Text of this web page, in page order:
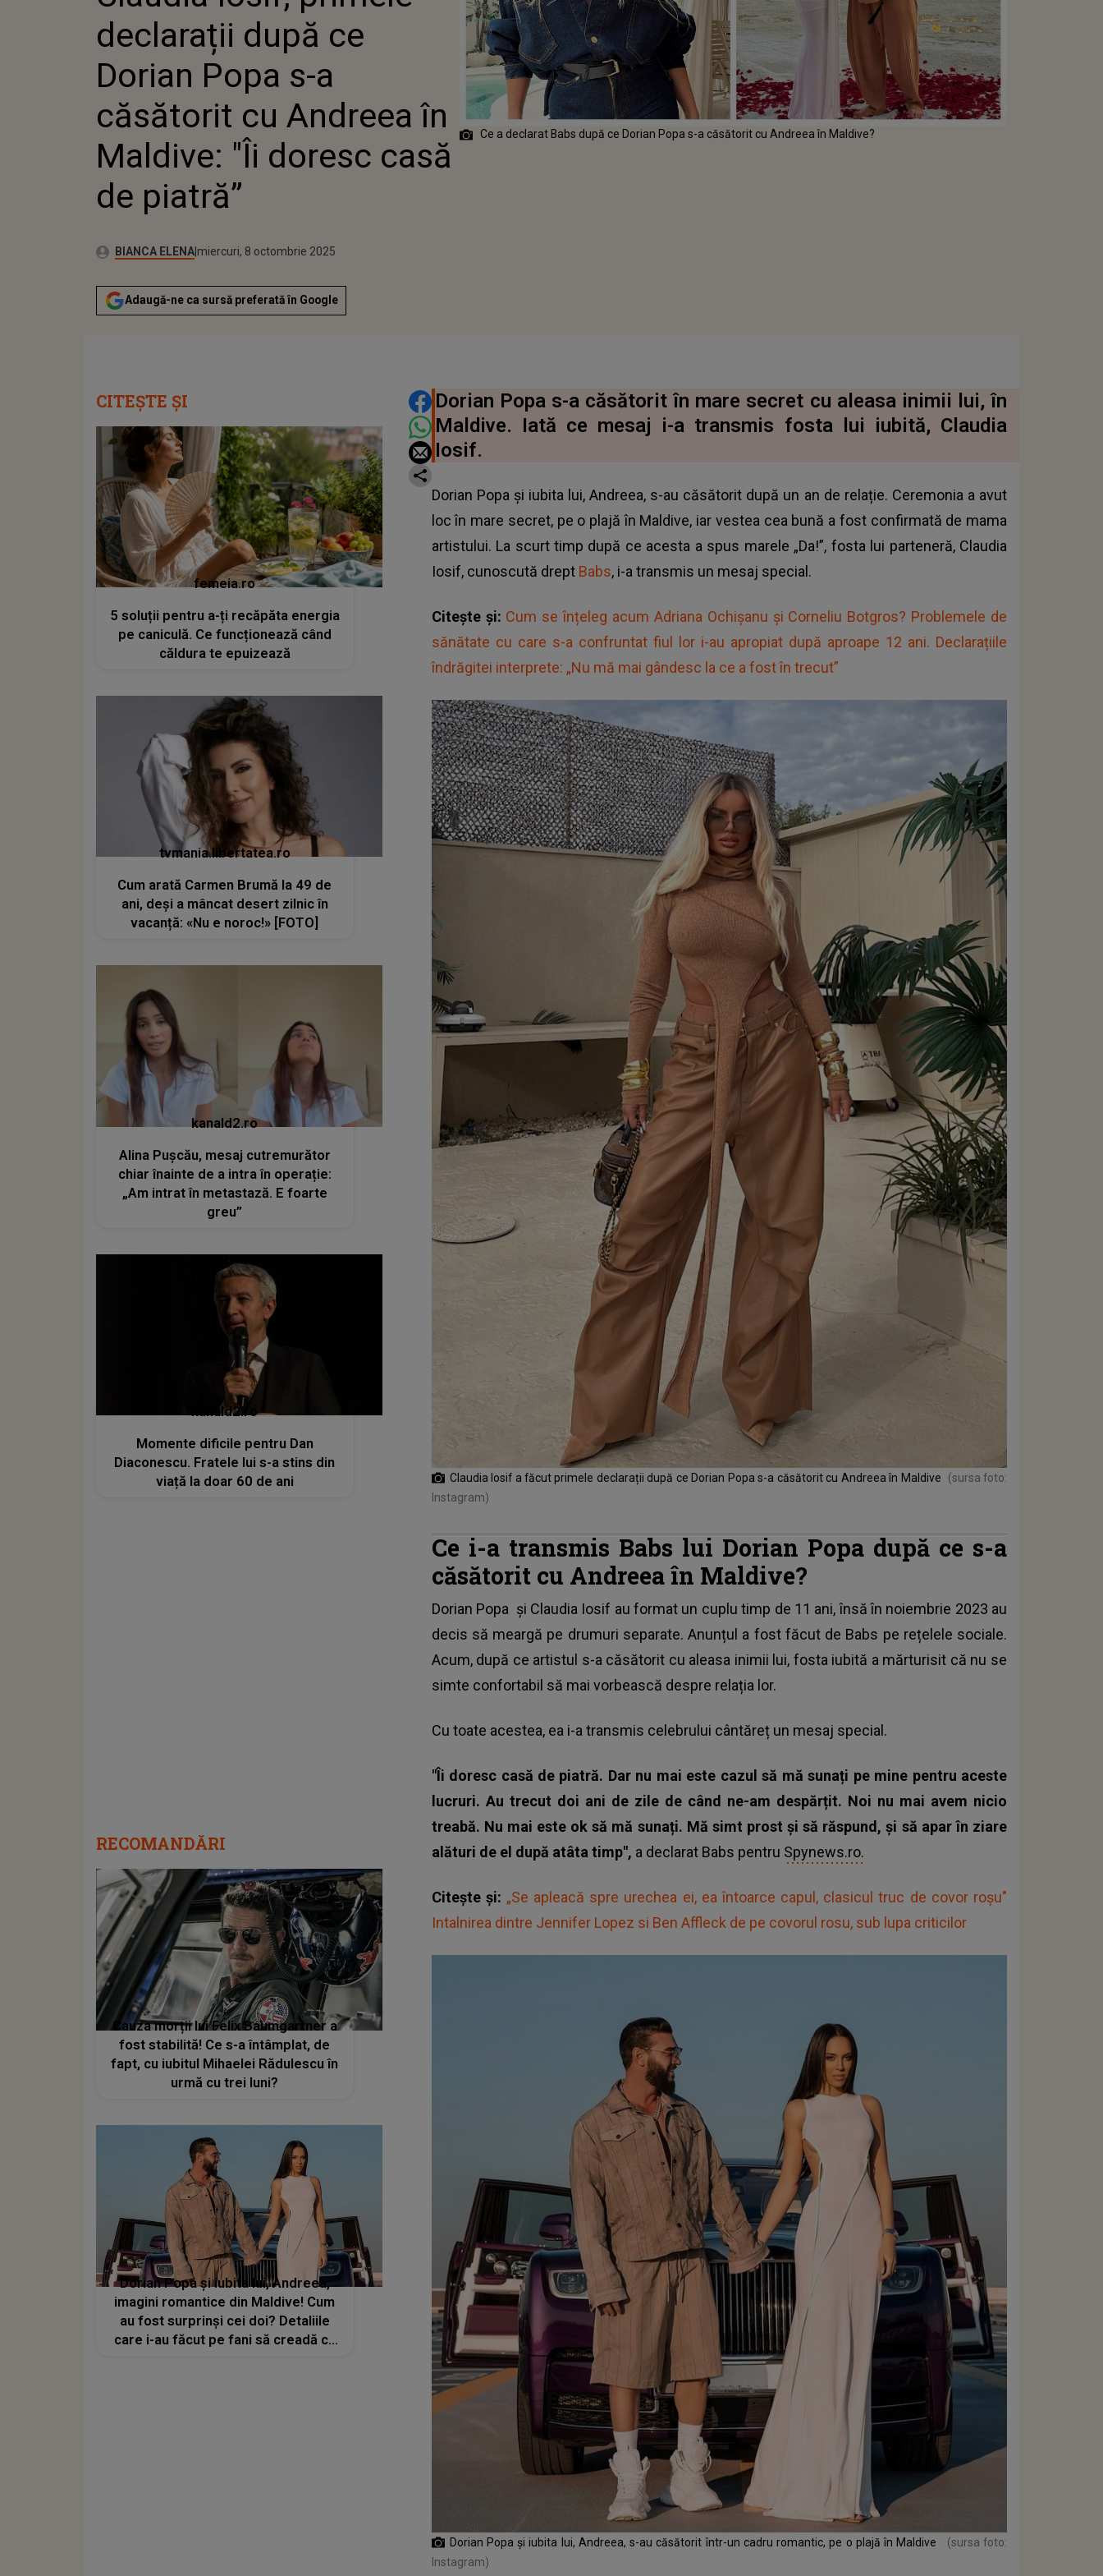
S-A CĂSĂTORIT CU
ANDREEA ÎN MALDIVE:
"ÎI DORESC CASĂ DE
declarații după ce
Dorian Popa s-a
căsătorit cu Andreea în
Maldive: "Îi doresc casă
de piatră”
Autor:BIANCA ELENAPublicat:
miercuri, 8 octombrie 2025
Actualizat:
miercuri, 8 octombrie 2025
Adaugă-ne ca sursă preferată în Google
Ce a declarat Babs după ce Dorian Popa s-a căsătorit cu Andreea în Maldive?
DISTRIBUIE ARTICOLUL
Dorian Popa s-a căsătorit în mare secret cu aleasa inimii lui, în
Maldive. Iată ce mesaj i-a transmis fosta lui iubită, Claudia
Iosif.
Dorian Popa și iubita lui, Andreea, s-au căsătorit după un an de relație. Ceremonia a avut
loc în mare secret, pe o plajă în Maldive, iar vestea cea bună a fost confirmată de mama
artistului. La scurt timp după ce acesta a spus marele „Da!”, fosta lui parteneră, Claudia
Iosif, cunoscută drept Babs, i-a transmis un mesaj special.
Citește și: Cum se înțeleg acum Adriana Ochișanu și Corneliu Botgros? Problemele de
sănătate cu care s-a confruntat fiul lor i-au apropiat după aproape 12 ani. Declarațiile
îndrăgitei interprete: „Nu mă mai gândesc la ce a fost în trecut”
Claudia Iosif a făcut primele declarații după ce Dorian Popa s-a căsătorit cu Andreea în Maldive
(sursa foto:
Instagram)
Ce i-a transmis Babs lui Dorian Popa după ce s-a
căsătorit cu Andreea în Maldive?
Dorian Popa și Claudia Iosif au format un cuplu timp de 11 ani, însă în noiembrie 2023 au
decis să meargă pe drumuri separate. Anunțul a fost făcut de Babs pe rețelele sociale.
Acum, după ce artistul s-a căsătorit cu aleasa inimii lui, fosta iubită a mărturisit că nu se
simte confortabil să mai vorbească despre relația lor.
Cu toate acestea, ea i-a transmis celebrului cântăreț un mesaj special.
"Îi doresc casă de piatră. Dar nu mai este cazul să mă sunați pe mine pentru aceste
lucruri. Au trecut doi ani de zile de când ne-am despărțit. Noi nu mai avem nicio
treabă. Nu mai este ok să mă sunați. Mă simt prost și să răspund, și să apar în ziare
alături de el după atâta timp", a declarat Babs pentru Spynews.ro.
Citește și: „Se apleacă spre urechea ei, ea întoarce capul, clasicul truc de covor roșu"
Intalnirea dintre Jennifer Lopez si Ben Affleck de pe covorul rosu, sub lupa criticilor
Dorian Popa și iubita lui, Andreea, s-au căsătorit într-un cadru romantic, pe o plajă în Maldive
(sursa foto:
Instagram)
CITEȘTE ȘI
femeia.ro
5 soluții pentru a-ți recăpăta energia
pe caniculă. Ce funcționează când
căldura te epuizează
tvmania.libertatea.ro
Cum arată Carmen Brumă la 49 de
ani, deși a mâncat desert zilnic în
vacanță: «Nu e noroc!» [FOTO]
kanald2.ro
Alina Pușcău, mesaj cutremurător
chiar înainte de a intra în operație:
„Am intrat în metastază. E foarte
greu”
kanald2.ro
Momente dificile pentru Dan
Diaconescu. Fratele lui s-a stins din
viață la doar 60 de ani
RECOMANDĂRI
Cauza morții lui Felix Baumgartner a
fost stabilită! Ce s-a întâmplat, de
fapt, cu iubitul Mihaelei Rădulescu în
urmă cu trei luni?
Dorian Popa și iubita lui, Andreea,
imagini romantice din Maldive! Cum
au fost surprinși cei doi? Detaliile
care i-au făcut pe fani să creadă că